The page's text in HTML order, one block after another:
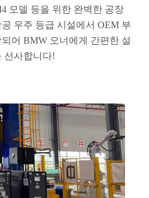
모델 등을 위한 완벽한 공장
우주 등급 시설에서 OEM 부
어 BMW 오너에게 간편한 설
선사합니다!